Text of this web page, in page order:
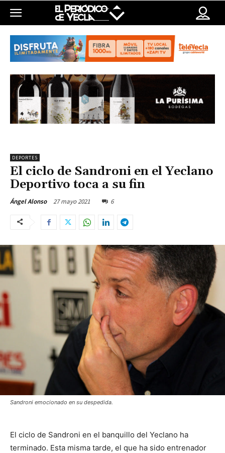
DEPORTES
El ciclo de Sandroni en el Yeclano
Deportivo toca a su fin
Ángel Alonso 27 mayo 2021 6
Sandroni emocionado en su despedida.
El ciclo de Sandroni en el banquillo del Yeclano ha
terminado. Esta misma tarde, el que ha sido entrenador